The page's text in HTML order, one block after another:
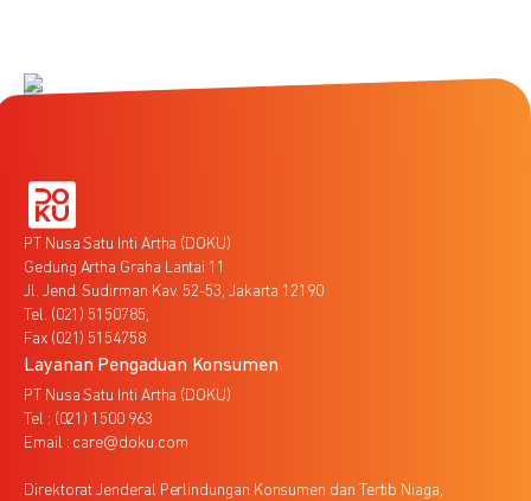
PT Nusa Satu Inti Artha (DOKU)
Gedung Artha Graha Lantai 11
Jl. Jend. Sudirman Kav. 52-53, Jakarta 12190
Tel. (021) 5150785,
Fax (021) 5154758
Layanan Pengaduan Konsumen
PT Nusa Satu Inti Artha (DOKU)
Tel : (021) 1500 963
Email : care@doku.com
Direktorat Jenderal Perlindungan Konsumen dan Tertib Niaga,